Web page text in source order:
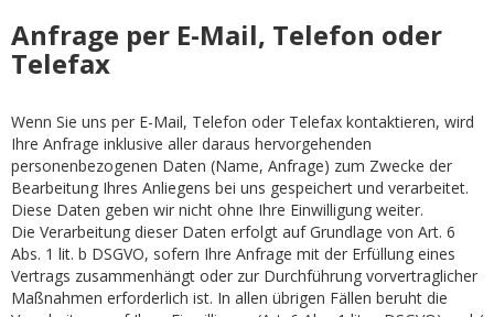
Anfrage per E-Mail, Telefon oder
Telefax
Wenn Sie uns per E-Mail, Telefon oder Telefax kontaktieren, wird
Ihre Anfrage inklusive aller daraus hervorgehenden
personenbezogenen Daten (Name, Anfrage) zum Zwecke der
Bearbeitung Ihres Anliegens bei uns gespeichert und verarbeitet.
Diese Daten geben wir nicht ohne Ihre Einwilligung weiter.
Die Verarbeitung dieser Daten erfolgt auf Grundlage von Art. 6
Abs. 1 lit. b DSGVO, sofern Ihre Anfrage mit der Erfüllung eines
Vertrags zusammenhängt oder zur Durchführung vorvertraglicher
Maßnahmen erforderlich ist. In allen übrigen Fällen beruht die